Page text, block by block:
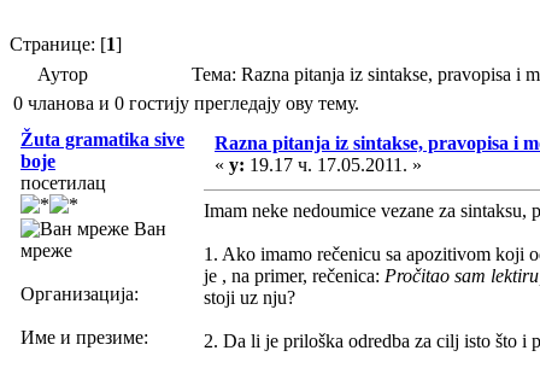
Странице: [1]
Аутор
Тема: Razna pitanja iz sintakse, pravopisa i
0 чланова и 0 гостију прегледају ову тему.
Žuta gramatika sive
boje
посетилац
Ван
мреже
Организација:
Име и презиме:
Razna pitanja iz sintakse, pravopisa i
« у: 19.17 ч. 17.05.2011. »
Imam neke nedoumice vezane za
1. Ako imamo rečenicu sa apozitivom koji
je , na primer, rečenica: Pročitao sam
stoji uz nju?
2. Da li je priloška odredba za cilj isto što i